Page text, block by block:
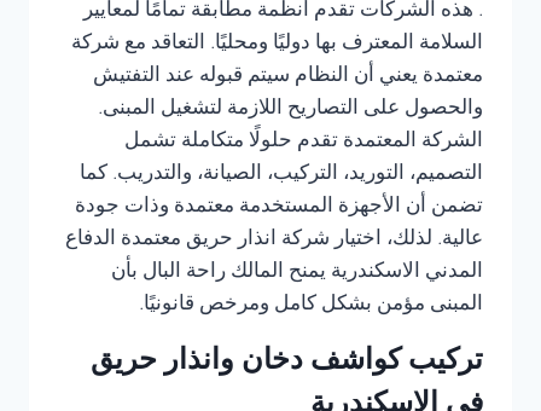
. هذه الشركات تقدم أنظمة مطابقة تمامًا لمعايير
السلامة المعترف بها دوليًا ومحليًا. التعاقد مع شركة
معتمدة يعني أن النظام سيتم قبوله عند التفتيش
والحصول على التصاريح اللازمة لتشغيل المبنى.
الشركة المعتمدة تقدم حلولًا متكاملة تشمل
التصميم، التوريد، التركيب، الصيانة، والتدريب. كما
تضمن أن الأجهزة المستخدمة معتمدة وذات جودة
عالية. لذلك، اختيار شركة انذار حريق معتمدة الدفاع
المدني الاسكندرية يمنح المالك راحة البال بأن
المبنى مؤمن بشكل كامل ومرخص قانونيًا.
تركيب كواشف دخان وانذار حريق